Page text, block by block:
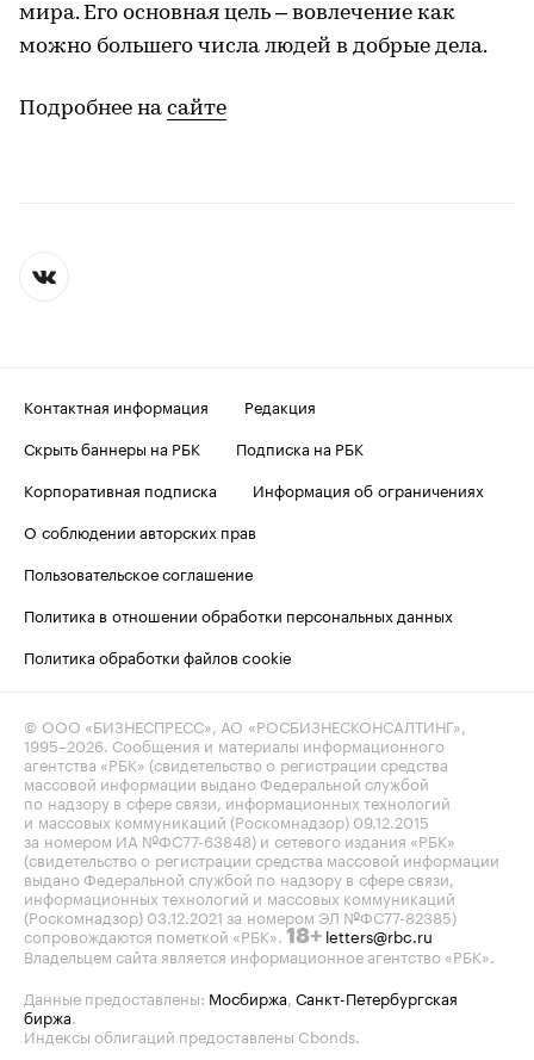
мира. Его основная цель – вовлечение как
можно большего числа людей в добрые дела.
Подробнее на сайте
Контактная информация
Редакция
Скрыть баннеры на РБК
Подписка на РБК
Корпоративная подписка
Информация об ограничениях
О соблюдении авторских прав
Пользовательское соглашение
Политика в отношении обработки персональных данных
Политика обработки файлов cookie
© ООО «БИЗНЕСПРЕСС», АО «РОСБИЗНЕСКОНСАЛТИНГ»,
1995–2026 . Сообщения и материалы информационного
агентства «РБК» (свидетельство о регистрации средства
массовой информации выдано Федеральной службой
по надзору в сфере связи, информационных технологий
и массовых коммуникаций (Роскомнадзор) 09.12.2015
за номером ИА №ФС77-63848) и сетевого издания «РБК»
(свидетельство о регистрации средства массовой информации
выдано Федеральной службой по надзору в сфере связи,
информационных технологий и массовых коммуникаций
(Роскомнадзор) 03.12.2021 за номером ЭЛ №ФС77-82385)
сопровождаются пометкой «РБК». 18+ letters@rbc.ru
Владельцем сайта является информационное агентство «РБК».
Данные предоставлены: Мосбиржа Санкт-Петербургская
биржа
Индексы облигаций предоставлены Cbonds.